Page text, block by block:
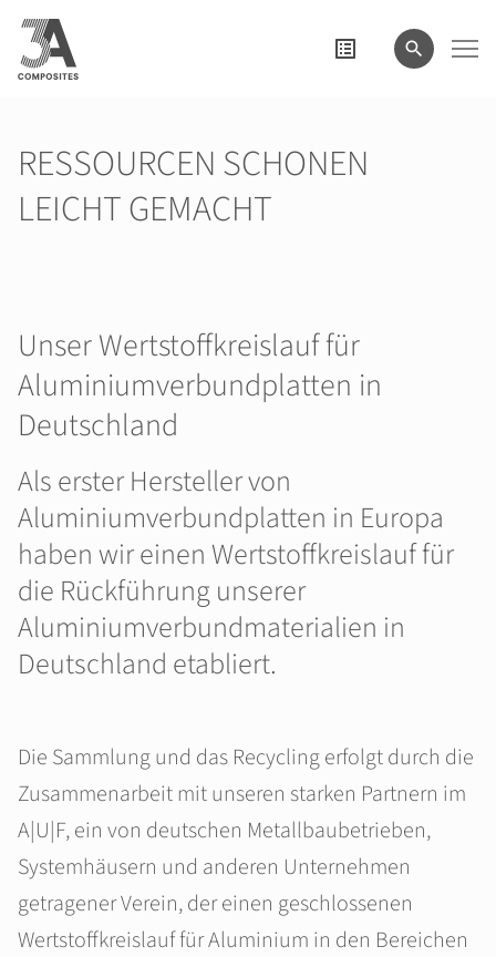
eingeben
RESSOURCEN SCHONEN
LEICHT GEMACHT
Unser Wertstoffkreislauf für
Aluminiumverbundplatten in
Deutschland
Als erster Hersteller von
Aluminiumverbundplatten in Europa
haben wir einen Wertstoffkreislauf für
die Rückführung unserer
Aluminiumverbundmaterialien in
Deutschland etabliert.
Die Sammlung und das Recycling erfolgt durch die
Zusammenarbeit mit unseren starken Partnern im
A|U|F, ein von deutschen Metallbaubetrieben,
Systemhäusern und anderen Unternehmen
getragener Verein, der einen geschlossenen
Wertstoffkreislauf für Aluminium in den Bereichen